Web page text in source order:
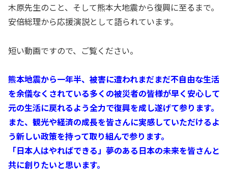
木原先生のこと、そして熊本大地震から復興に至るまで。
安倍総理から応援演説として語られています。
短い動画ですので、ご覧ください。
熊本地震から一年半、被害に遭われまだまだ不自由な生活
を余儀なくされている多くの被災者の皆様が早く安心して
元の生活に戻れるよう全力で復興を成し遂げて参ります。
また、観光や経済の成長を皆さんに実感していただけるよ
う新しい政策を持って取り組んで参ります。
「日本人はやればできる」夢のある日本の未来を皆さんと
共に創りたいと思います。